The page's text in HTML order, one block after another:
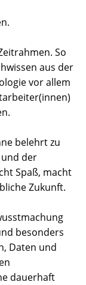
So
aus der
vor allem
belehrt zu
der
Spaß, macht
Zukunft.
besonders
Daten und
dauerhaft